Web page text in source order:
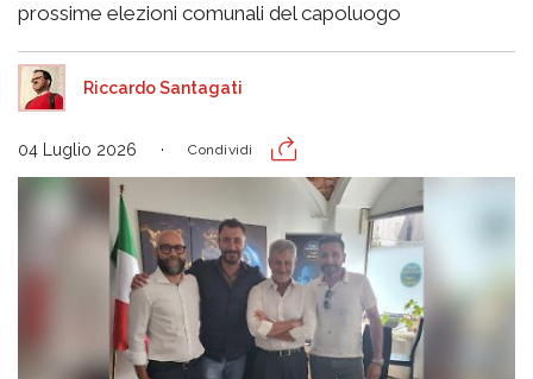
prossime elezioni comunali del capoluogo
Riccardo Santagati
04 Luglio 2026 Condividi